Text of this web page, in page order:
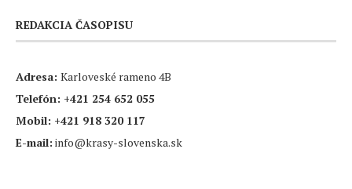
REDAKCIA ČASOPISU
Adresa: Karloveské rameno 4B
Telefón: +421 254 652 055
Mobil: +421 918 320 117
E-mail: info@krasy-slovenska.sk